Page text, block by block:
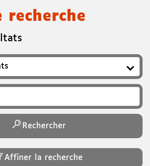
recherche
auteur, ISBN, genre…
Rechercher
Affiner la recherche